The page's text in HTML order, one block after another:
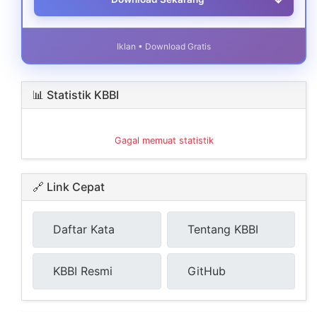
Iklan • Download Gratis
📊 Statistik KBBI
Gagal memuat statistik
🔗 Link Cepat
Daftar Kata Tentang KBBI
KBBI Resmi GitHub